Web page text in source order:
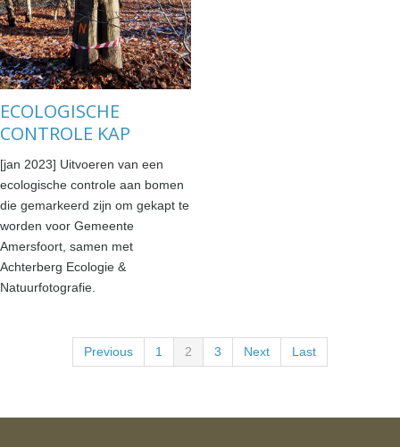
ECOLOGISCHE
CONTROLE KAP
[jan 2023] Uitvoeren van een
ecologische controle aan bomen
die gemarkeerd zijn om gekapt te
worden voor Gemeente
Amersfoort, samen met
Achterberg Ecologie &
Natuurfotografie.
Previous 1 2 3 Next Last